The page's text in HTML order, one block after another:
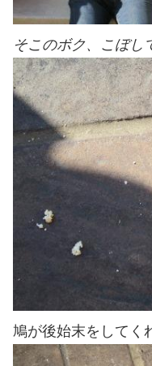
そこのボク、こぼし
鳩が後始末をしてく